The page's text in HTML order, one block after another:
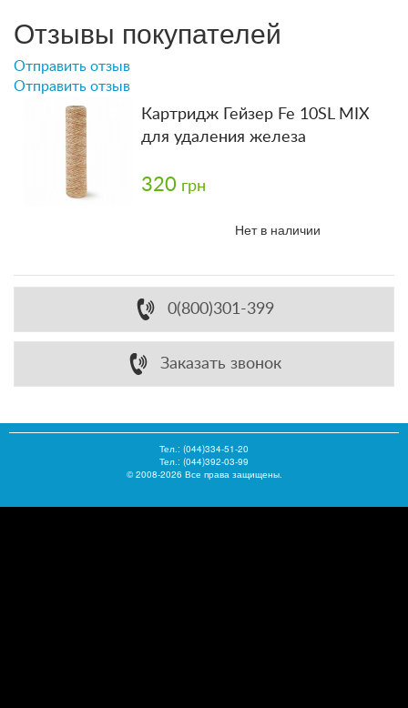
Отзывы покупателей
Отправить отзыв
Отправить отзыв
Картридж Гейзер Fe 10SL MIX
для удаления железа
320 грн
Нет в наличии
0(800)301-399
Заказать звонок
Тел.: (044)334-51-20
Тел.: (044)392-03-99
© 2008-2026 Все права защищены.